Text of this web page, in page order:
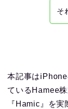
そ
本記事は
ているHamee
『Hamic』を